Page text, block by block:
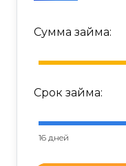
Сумма займа:
Срок займа:
16 дней